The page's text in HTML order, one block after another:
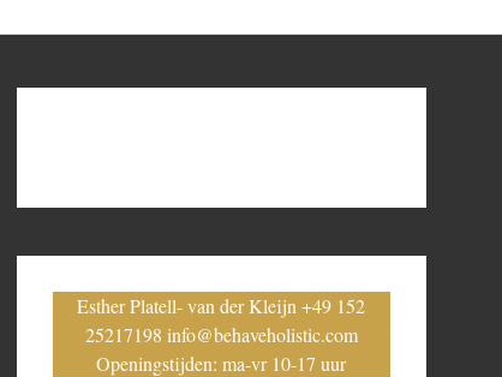
Esther Platell- van der Kleijn +49 152
25217198 info@behaveholistic.com
Openingstijden: ma-vr 10-17 uur